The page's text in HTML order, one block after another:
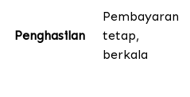
Penghasilan
Pembayaran
tetap,
berkala